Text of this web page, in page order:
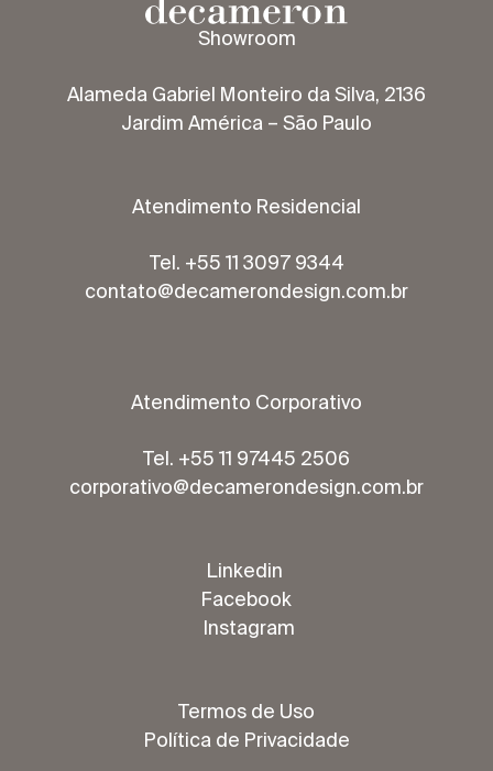
Showroom
Alameda Gabriel Monteiro da Silva, 2136
Jardim América – São Paulo
Atendimento Residencial
Tel. +55 11 3097 9344
contato@decamerondesign.com.br
Atendimento Corporativo
Tel. +55 11 97445 2506
corporativo@decamerondesign.com.br
Linkedin
Facebook
Instagram
Termos de Uso
Política de Privacidade